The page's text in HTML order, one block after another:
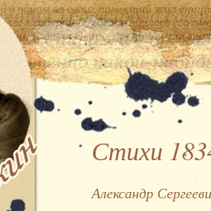
Стихи
Александр